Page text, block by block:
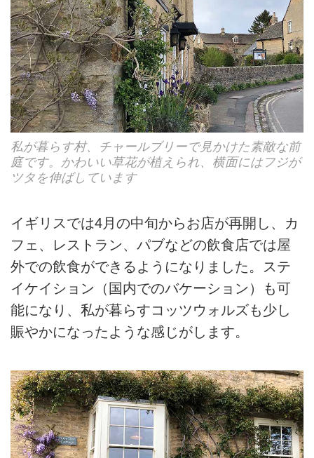
私が暮らす村、チャールブリーで見かけた素敵な前
庭です。かわいい草花が植えられ、横面にはフジが
ツタを伸ばしています
イギリスでは4月の中旬からお店が再開し、カ
フェ、レストラン、パブなどの飲食店では屋
外での飲食ができるようになりました。ステ
イケイション（国内でのバケーション）も可
能になり、私が暮らすコッツウォルズも少し
賑やかになったような感じがします。